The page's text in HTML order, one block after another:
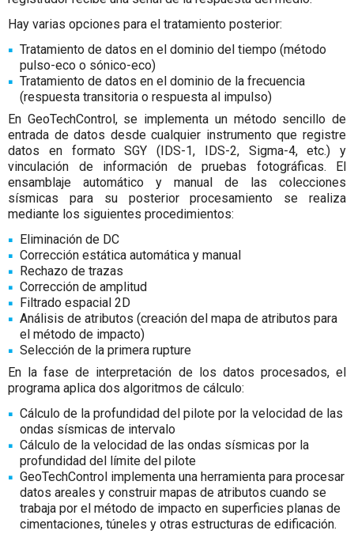
Hay varias opciones para el tratamiento posterior:
Tratamiento de datos en el dominio del tiempo (método
pulso-eco o sónico-eco)
Tratamiento de datos en el dominio de la frecuencia
(respuesta transitoria o respuesta al impulso)
En GeoTechControl, se implementa un método sencillo de
entrada de datos desde cualquier instrumento que registre
datos en formato SGY (IDS-1, IDS-2, Sigma-4, etc.) y
vinculación de información de pruebas fotográficas. El
ensamblaje automático y manual de las colecciones
sísmicas para su posterior procesamiento se realiza
mediante los siguientes procedimientos:
Eliminación de DC
Corrección estática automática y manual
Rechazo de trazas
Corrección de amplitud
Filtrado espacial 2D
Análisis de atributos (creación del mapa de atributos para
el método de impacto)
Selección de la primera rupture
En la fase de interpretación de los datos procesados, el
programa aplica dos algoritmos de cálculo:
Cálculo de la profundidad del pilote por la velocidad de las
ondas sísmicas de intervalo
Cálculo de la velocidad de las ondas sísmicas por la
profundidad del límite del pilote
GeoTechControl implementa una herramienta para procesar
datos areales y construir mapas de atributos cuando se
trabaja por el método de impacto en superficies planas de
cimentaciones, túneles y otras estructuras de edificación.